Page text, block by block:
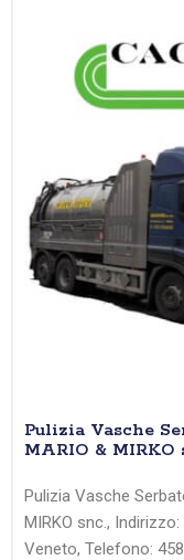
Pulizia Vasche
MARIO & MIRKO
Pulizia Vasche
MIRKO snc.,
Veneto, Telefono: